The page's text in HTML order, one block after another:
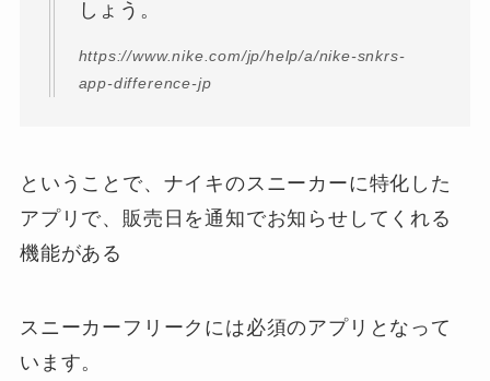
しょう。
https://www.nike.com/jp/help/a/nike-snkrs-
app-difference-jp
ということで、ナイキのスニーカーに特化した
アプリで、販売日を通知でお知らせしてくれる
機能がある
スニーカーフリークには必須のアプリとなって
います。